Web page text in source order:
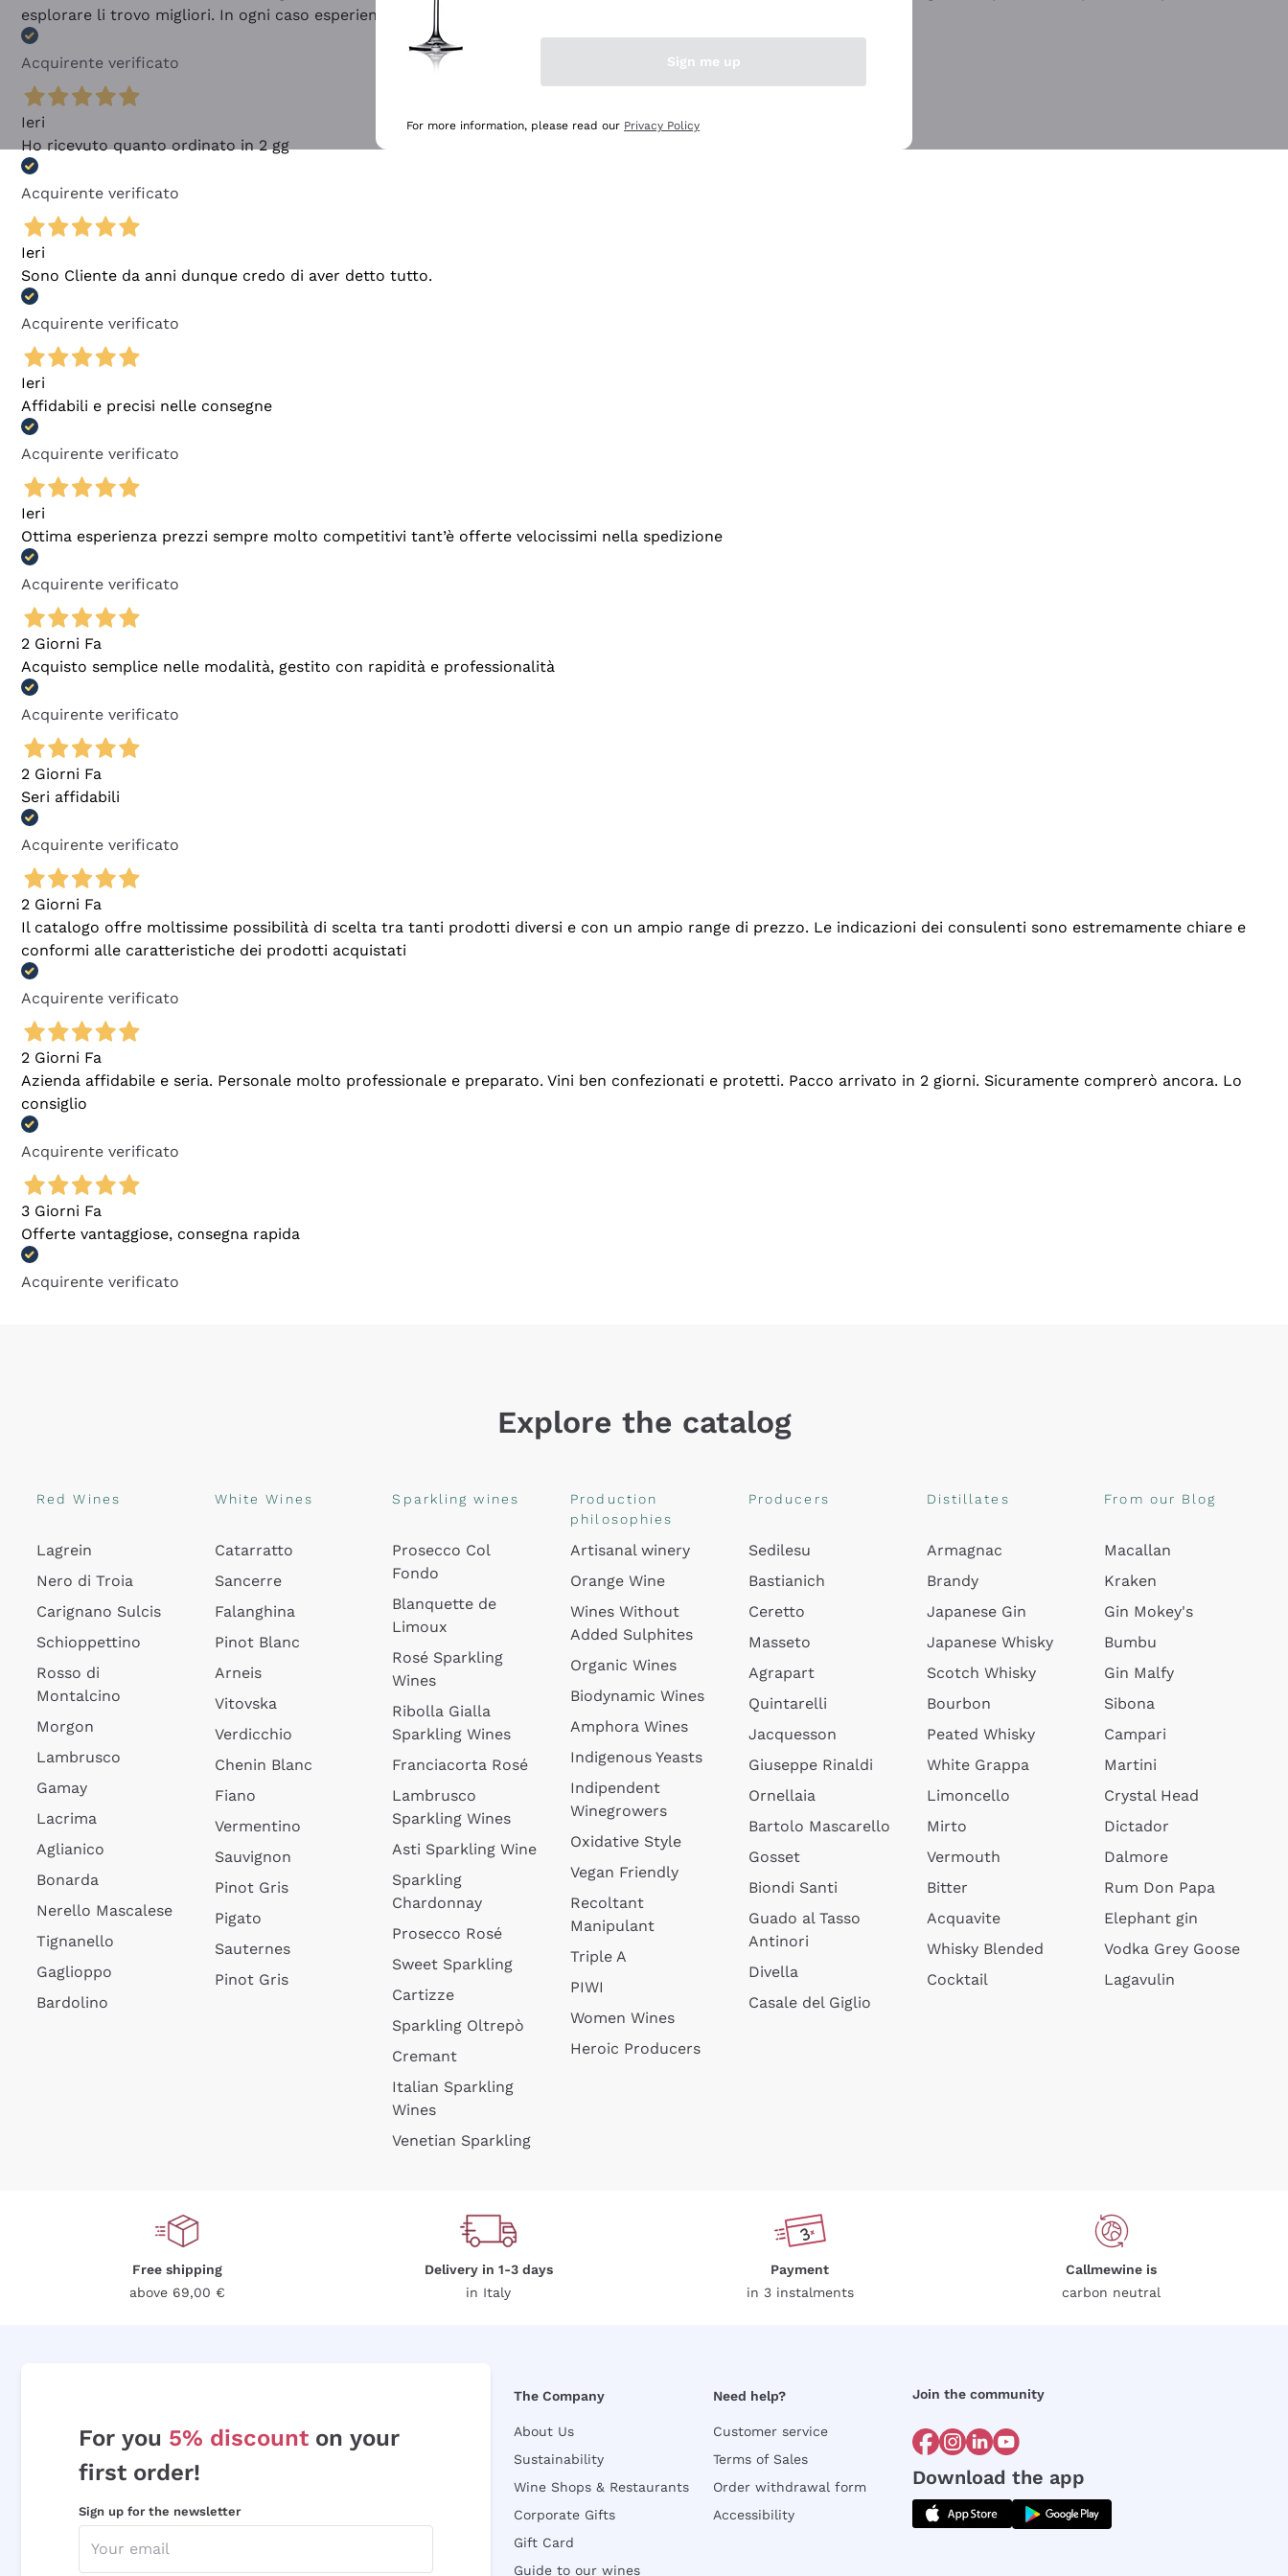
esplorare li trovo migliori. In ogni caso esperienza buona e lo consiglio! 👍
Acquirente verificato
Ieri
Ho ricevuto quanto ordinato in 2 gg
Acquirente verificato
Ieri
Sono Cliente da anni dunque credo di aver detto tutto.
Acquirente verificato
Ieri
Affidabili e precisi nelle consegne
Acquirente verificato
Ieri
Ottima esperienza prezzi sempre molto competitivi tant’è offerte velocissimi nella spedizione
Acquirente verificato
2 Giorni Fa
Acquisto semplice nelle modalità, gestito con rapidità e professionalità
Acquirente verificato
2 Giorni Fa
Seri affidabili
Acquirente verificato
2 Giorni Fa
Il catalogo offre moltissime possibilità di scelta tra tanti prodotti diversi e con un ampio range di prezzo. Le indicazioni dei consulenti sono estremamente chiare e
conformi alle caratteristiche dei prodotti acquistati
Acquirente verificato
2 Giorni Fa
Azienda affidabile e seria. Personale molto professionale e preparato. Vini ben confezionati e protetti. Pacco arrivato in 2 giorni. Sicuramente comprerò ancora. Lo
consiglio
Acquirente verificato
3 Giorni Fa
Offerte vantaggiose, consegna rapida
Acquirente verificato
Explore the catalog
Red Wines
Lagrein
Nero di Troia
Carignano Sulcis
Schioppettino
Rosso di
Montalcino
Morgon
Lambrusco
Gamay
Lacrima
Aglianico
Bonarda
Nerello Mascalese
Tignanello
Gaglioppo
Bardolino
White Wines
Catarratto
Sancerre
Falanghina
Pinot Blanc
Arneis
Vitovska
Verdicchio
Chenin Blanc
Fiano
Vermentino
Sauvignon
Pinot Gris
Pigato
Sauternes
Pinot Gris
Sparkling wines
Prosecco Col
Fondo
Blanquette de
Limoux
Rosé Sparkling
Wines
Ribolla Gialla
Sparkling Wines
Franciacorta Rosé
Lambrusco
Sparkling Wines
Asti Sparkling Wine
Sparkling
Chardonnay
Prosecco Rosé
Sweet Sparkling
Cartizze
Sparkling Oltrepò
Cremant
Italian Sparkling
Wines
Venetian Sparkling
Production
philosophies
Artisanal winery
Orange Wine
Wines Without
Added Sulphites
Organic Wines
Biodynamic Wines
Amphora Wines
Indigenous Yeasts
Indipendent
Winegrowers
Oxidative Style
Vegan Friendly
Recoltant
Manipulant
Triple A
PIWI
Women Wines
Heroic Producers
Producers
Sedilesu
Bastianich
Ceretto
Masseto
Agrapart
Quintarelli
Jacquesson
Giuseppe Rinaldi
Ornellaia
Bartolo Mascarello
Gosset
Biondi Santi
Guado al Tasso
Antinori
Divella
Casale del Giglio
Distillates
Armagnac
Brandy
Japanese Gin
Japanese Whisky
Scotch Whisky
Bourbon
Peated Whisky
White Grappa
Limoncello
Mirto
Vermouth
Bitter
Acquavite
Whisky Blended
Cocktail
From our Blog
Macallan
Kraken
Gin Mokey's
Bumbu
Gin Malfy
Sibona
Campari
Martini
Crystal Head
Dictador
Dalmore
Rum Don Papa
Elephant gin
Vodka Grey Goose
Lagavulin
Free shipping
above 69,00 €
Delivery in 1-3 days
in Italy
Payment
in 3 instalments
Callmewine is
carbon neutral
For you 5% discount on your
first order!
Sign up for the newsletter
The Company
About Us
Sustainability
Wine Shops & Restaurants
Corporate Gifts
Gift Card
Guide to our wines
Need help?
Customer service
Terms of Sales
Order withdrawal form
Accessibility
Join the community
Download the app
Sign me up
For more information, please read our Privacy Policy